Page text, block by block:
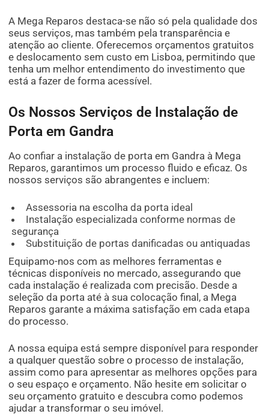
A Mega Reparos destaca-se não só pela qualidade dos
seus serviços, mas também pela transparência e
atenção ao cliente. Oferecemos orçamentos gratuitos
e deslocamento sem custo em Lisboa, permitindo que
tenha um melhor entendimento do investimento que
está a fazer de forma acessível.
Os Nossos Serviços de Instalação de
Porta em Gandra
Ao confiar a instalação de porta em Gandra à Mega
Reparos, garantimos um processo fluido e eficaz. Os
nossos serviços são abrangentes e incluem:
Assessoria na escolha da porta ideal
Instalação especializada conforme normas de
segurança
Substituição de portas danificadas ou antiquadas
Equipamo-nos com as melhores ferramentas e
técnicas disponíveis no mercado, assegurando que
cada instalação é realizada com precisão. Desde a
seleção da porta até à sua colocação final, a Mega
Reparos garante a máxima satisfação em cada etapa
do processo.
A nossa equipa está sempre disponível para responder
a qualquer questão sobre o processo de instalação,
assim como para apresentar as melhores opções para
o seu espaço e orçamento. Não hesite em solicitar o
seu orçamento gratuito e descubra como podemos
ajudar a transformar o seu imóvel.